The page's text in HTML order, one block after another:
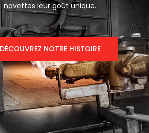
navettes leur goût unique.
DÉCOUVREZ NOTRE HISTOIRE